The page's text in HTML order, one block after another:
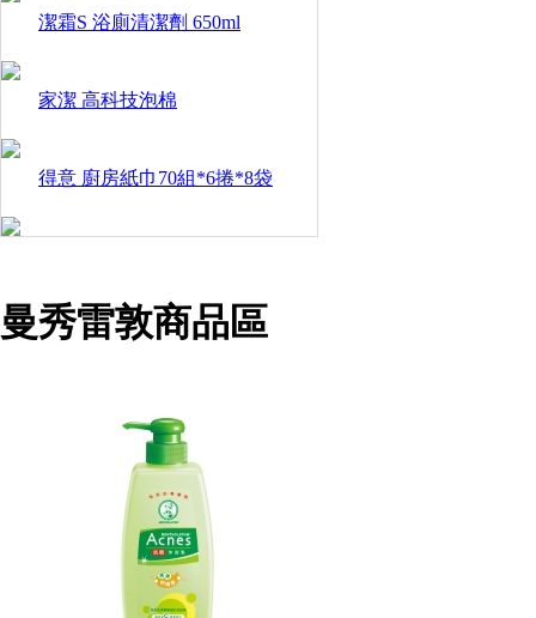
潔霜S 浴廁清潔劑 650ml
家潔 高科技泡棉
得意 廚房紙巾70組*6捲*8袋
曼秀雷敦商品區